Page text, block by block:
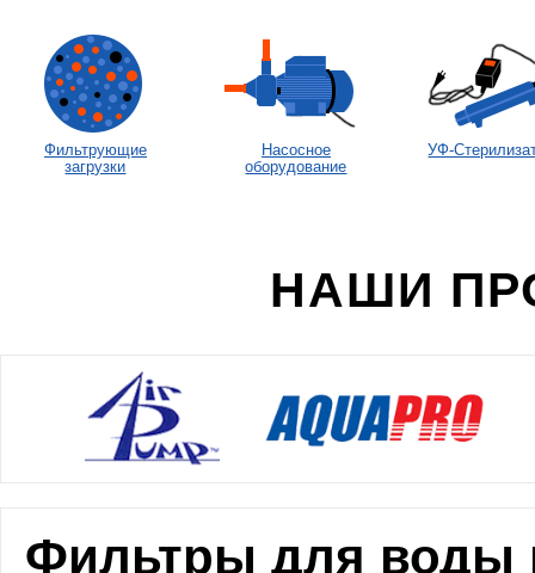
Фильтрующие
загрузки
Насосное
оборудование
УФ-
НАШИ
Фильтры для воды